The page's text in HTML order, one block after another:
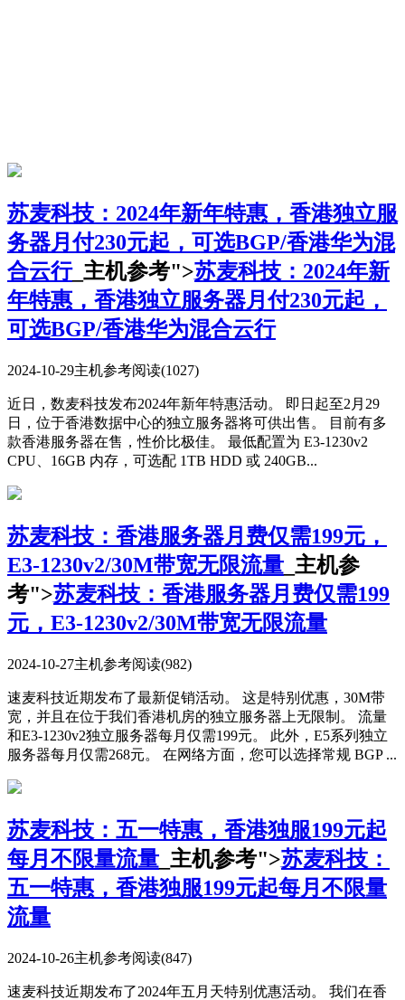
苏麦科技：2024年新年特惠，香港独立服
务器月付230元起，可选BGP/香港华为混
合云行_主机参考">苏麦科技：2024年新
年特惠，香港独立服务器月付230元起，
可选BGP/香港华为混合云行
2024-10-29主机参考阅读(1027)
近日，数麦科技发布2024年新年特惠活动。 即日起至2月29
日，位于香港数据中心的独立服务器将可供出售。 目前有多
款香港服务器在售，性价比极佳。 最低配置为 E3-1230v2
CPU、16GB 内存，可选配 1TB HDD 或 240GB...
苏麦科技：香港服务器月费仅需199元，
E3-1230v2/30M带宽无限流量 _主机参
考">苏麦科技：香港服务器月费仅需199
元，E3-1230v2/30M带宽无限流量
2024-10-27主机参考阅读(982)
速麦科技近期发布了最新促销活动。 这是特别优惠，30M带
宽，并且在位于我们香港机房的独立服务器上无限制。 流量
和E3-1230v2独立服务器每月仅需199元。 此外，E5系列独立
服务器每月仅需268元。 在网络方面，您可以选择常规 BGP ...
苏麦科技：五一特惠，香港独服199元起
每月不限量流量 _主机参考">苏麦科技：
五一特惠，香港独服199元起每月不限量
流量
2024-10-26主机参考阅读(847)
速麦科技近期发布了2024年五月天特别优惠活动。 我们在香